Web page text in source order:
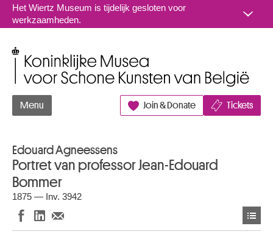
Naar inhoud
Het Wiertz Museum is tijdelijk gesloten voor
werkzaamheden.
Menu Join & Donate Tickets
Edouard Agneessens
Portret van professor Jean-Edouard
Bommer
1875 — Inv. 3942